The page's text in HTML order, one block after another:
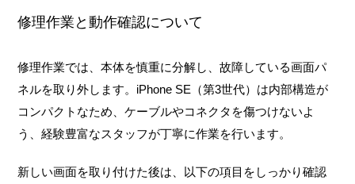
修理作業と動作確認について
修理作業では、本体を慎重に分解し、故障している画面パ
ネルを取り外します。iPhone SE（第3世代）は内部構造が
コンパクトなため、ケーブルやコネクタを傷つけないよ
う、経験豊富なスタッフが丁寧に作業を行います。
新しい画面を取り付けた後は、以下の項目をしっかり確認